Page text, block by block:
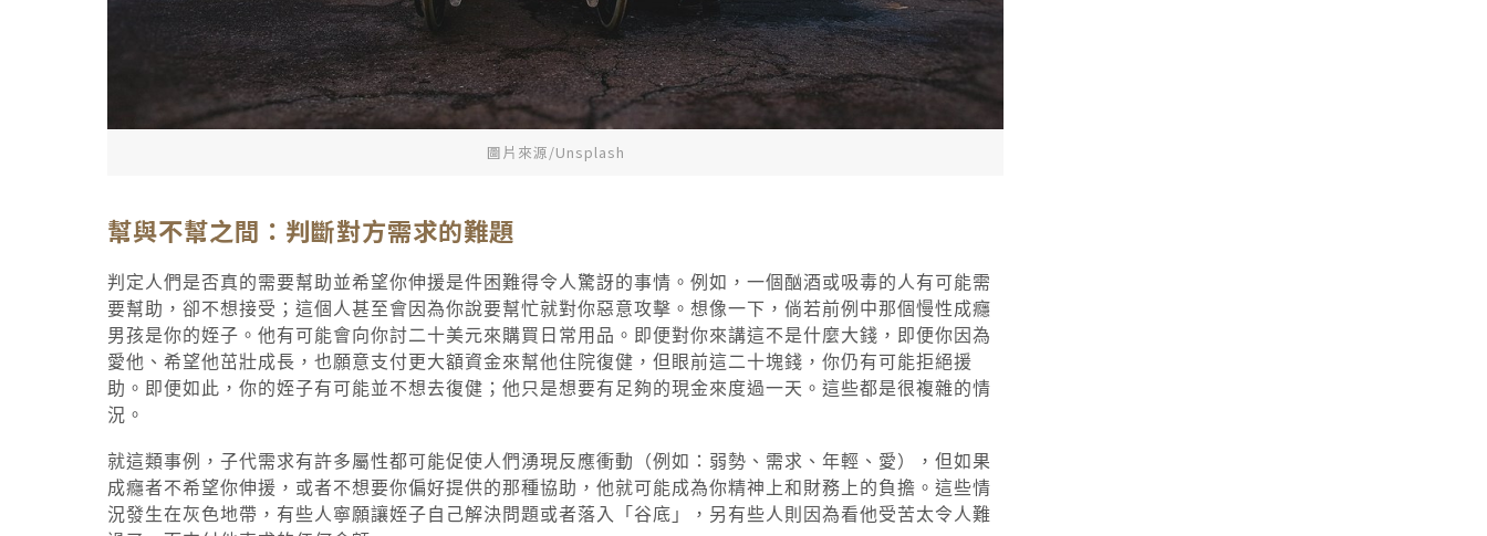
圖片來源/Unsplash
幫與不幫之間：判斷對方需求的難題
判定人們是否真的需要幫助並希望你伸援是件困難得令人驚訝的事情。例如，一個酗酒或吸毒的人有可能需
要幫助，卻不想接受；這個人甚至會因為你說要幫忙就對你惡意攻擊。想像一下，倘若前例中那個慢性成癮
男孩是你的姪子。他有可能會向你討二十美元來購買日常用品。即便對你來講這不是什麼大錢，即便你因為
愛他、希望他茁壯成長，也願意支付更大額資金來幫他住院復健，但眼前這二十塊錢，你仍有可能拒絕援
助。即便如此，你的姪子有可能並不想去復健；他只是想要有足夠的現金來度過一天。這些都是很複雜的情
況。
就這類事例，子代需求有許多屬性都可能促使人們湧現反應衝動（例如：弱勢、需求、年輕、愛），但如果
成癮者不希望你伸援，或者不想要你偏好提供的那種協助，他就可能成為你精神上和財務上的負擔。這些情
況發生在灰色地帶，有些人寧願讓姪子自己解決問題或者落入「谷底」，另有些人則因為看他受苦太令人難